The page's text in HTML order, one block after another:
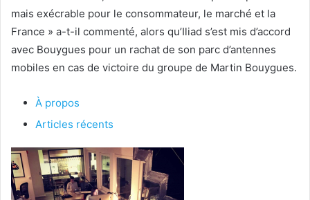
mais exécrable pour le consommateur, le marché et la
France » a-t-il commenté, alors qu’Iliad s’est mis d’accord
avec Bouygues pour un rachat de son parc d’antennes
mobiles en cas de victoire du groupe de Martin Bouygues.
À propos
Articles récents